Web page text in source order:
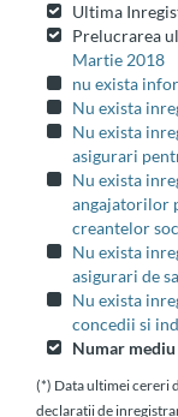
Ultima
Prelucrarea
Martie 2018
nu exista
Nu exista
Nu exista
asigurari
Nu exista
angajatorilor
creantelor
Nu exista
asigurari de
Nu exista
concedii si
Numar
(*) Data ultimei cereri
declaratii de